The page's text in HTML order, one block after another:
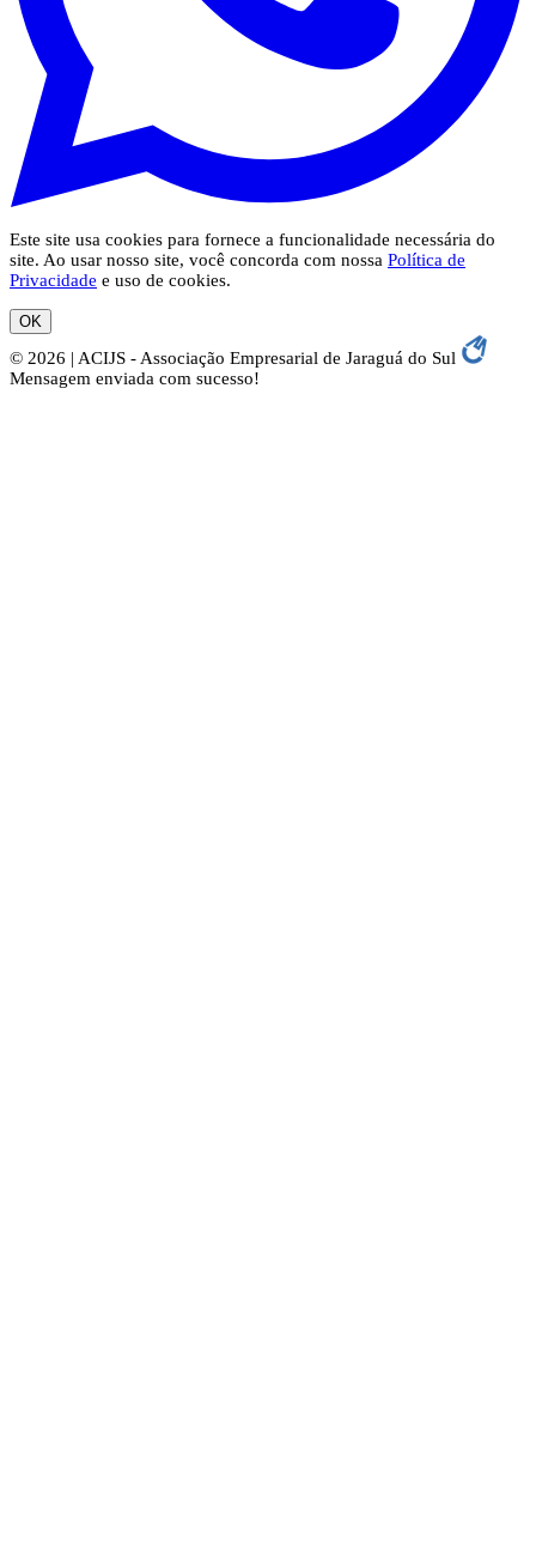
Este site usa cookies para fornece a funcionalidade necessária do
site. Ao usar nosso site, você concorda com nossa Política de
Privacidade e uso de cookies.
OK
© 2026 | ACIJS - Associação Empresarial de Jaraguá do Sul
Mensagem enviada com sucesso!